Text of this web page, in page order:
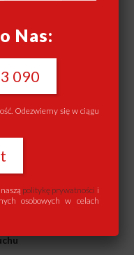
czy też
roku
sprawie
Nas:
090
Odezwiemy się w ciągu
politykę prywatności i
osobowych w celach